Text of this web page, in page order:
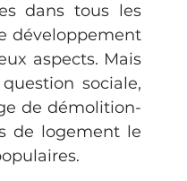
dans tous les
développement
aspects. Mais
sociale,
de démolition-
de logement le